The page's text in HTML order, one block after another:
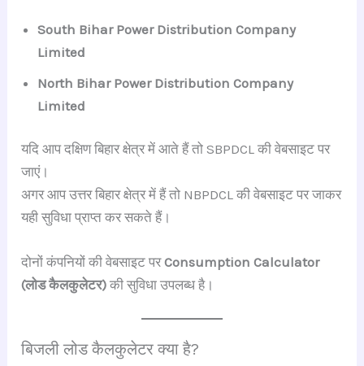
South Bihar Power Distribution Company
Limited
North Bihar Power Distribution Company
Limited
यदि आप दक्षिण बिहार क्षेत्र में आते हैं तो SBPDCL की वेबसाइट पर
जाएं।
अगर आप उत्तर बिहार क्षेत्र में हैं तो NBPDCL की वेबसाइट पर जाकर
यही सुविधा प्राप्त कर सकते हैं।
दोनों कंपनियों की वेबसाइट परConsumption Calculator
(लोड कैलकुलेटर) की सुविधा उपलब्ध है।
बिजली लोड कैलकुलेटर क्या है?